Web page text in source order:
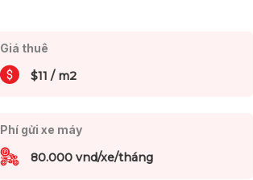
Giá thuê
$11 / m2
Phí gửi xe máy
80.000 vnd/xe/tháng